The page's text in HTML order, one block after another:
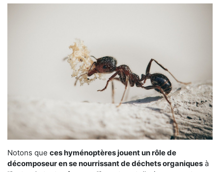
Notons que ces hyménoptères jouent un rôle de
décomposeur en se nourrissant de déchets organiques à